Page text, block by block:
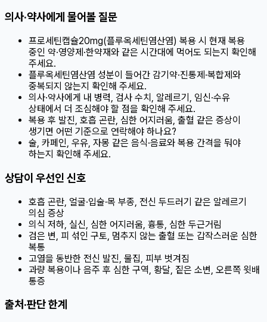
의사·약사에게 물어볼 질문
프로세틴캡슐20mg(플루옥세틴염산염) 복용 시 현재 복용
중인 약·영양제·한약재와 같은 시간대에 먹어도 되는지 확인해
주세요.
플루옥세틴염산염 성분이 들어간 감기약·진통제·복합제와
중복되지 않는지 확인해 주세요.
의사·약사에게 내 병력, 검사 수치, 알레르기, 임신·수유
상태에서 더 조심해야 할 점을 확인해 주세요.
복용 후 발진, 호흡 곤란, 심한 어지러움, 출혈 같은 증상이
생기면 어떤 기준으로 연락해야 하나요?
술, 카페인, 우유, 자몽 같은 음식·음료와 복용 간격을 둬야
하는지 확인해 주세요.
상담이 우선인 신호
호흡 곤란, 얼굴·입술·목 부종, 전신 두드러기 같은 알레르기
의심 증상
의식 저하, 실신, 심한 어지러움, 흉통, 심한 두근거림
검은 변, 피 섞인 구토, 멈추지 않는 출혈 또는 갑작스러운 심한
복통
고열을 동반한 전신 발진, 물집, 피부 벗겨짐
과량 복용이나 음주 후 심한 구역, 황달, 짙은 소변, 오른쪽 윗배
통증
출처·판단 한계